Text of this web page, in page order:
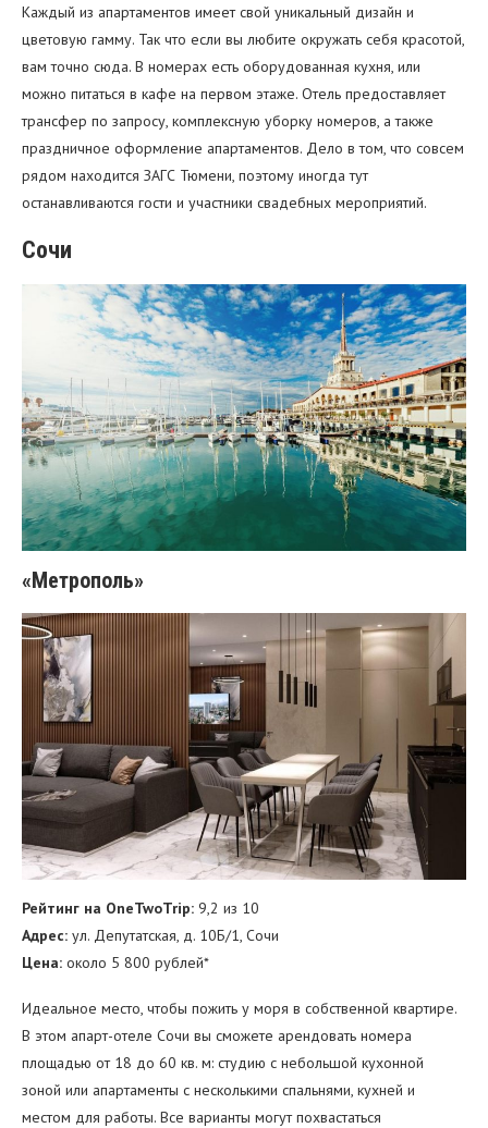
Каждый из апартаментов имеет свой уникальный дизайн и
цветовую гамму. Так что если вы любите окружать себя красотой,
вам точно сюда. В номерах есть оборудованная кухня, или
можно питаться в кафе на первом этаже. Отель предоставляет
трансфер по запросу, комплексную уборку номеров, а также
праздничное оформление апартаментов. Дело в том, что совсем
рядом находится ЗАГС Тюмени, поэтому иногда тут
останавливаются гости и участники свадебных мероприятий.
Сочи
«Метрополь»
Рейтинг на OneTwoTrip: 9,2 из 10
Адрес: ул. Депутатская, д. 10Б/1, Сочи
Цена: около 5 800 рублей*
Идеальное место, чтобы пожить у моря в собственной квартире.
В этом апарт-отеле Сочи вы сможете арендовать номера
площадью от 18 до 60 кв. м: студию с небольшой кухонной
зоной или апартаменты с несколькими спальнями, кухней и
местом для работы. Все варианты могут похвастаться